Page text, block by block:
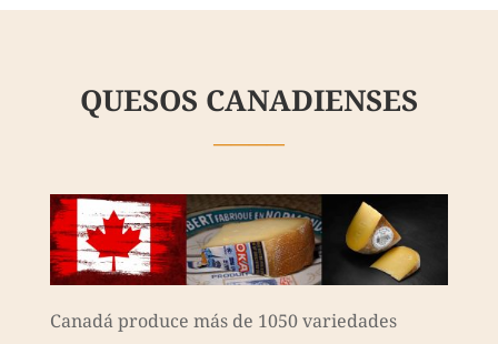
QUESOS CANADIENSES
————
Canadá produce más de 1050 variedades